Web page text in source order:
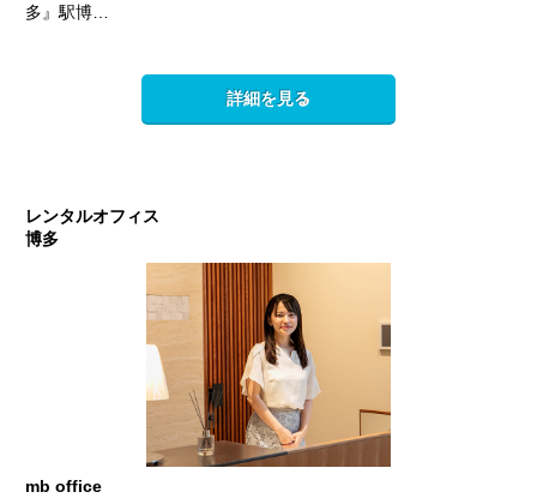
多』駅博…
詳細を見る
レンタルオフィス
博多
mb office